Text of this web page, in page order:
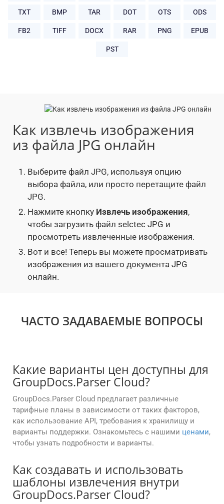
TXT BMP TAR DOT OTS ODS
FB2 TIFF DOCX RAR PNG EPUB
PST
Как извлечь изображения
из файла JPG онлайн
Выберите файл JPG, используя опцию
выбора файла, или просто перетащите файл
JPG.
Нажмите кнопку Извлечь изображения,
чтобы загрузить файл selctec JPG и
просмотреть извлеченные изображения.
Вот и все! Теперь вы можете просматривать
изображения из вашего документа JPG
онлайн.
ЧАСТО ЗАДАВАЕМЫЕ ВОПРОСЫ
Какие варианты цен доступны для
GroupDocs.Parser Cloud?
GroupDocs.Parser Cloud предлагает различные
тарифные планы в зависимости от таких факторов,
как использование API, требования к хранилищу и
варианты поддержки. Ознакомьтесь с нашими ценами,
чтобы узнать подробности и варианты.
Как создавать и использовать
шаблоны извлечения внутри
GroupDocs.Parser Cloud?